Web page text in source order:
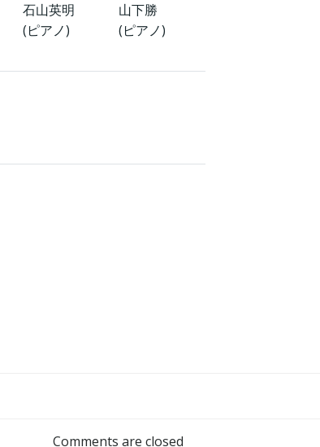
石山英明
(ピアノ)
山下勝
(ピアノ)
Comments are closed